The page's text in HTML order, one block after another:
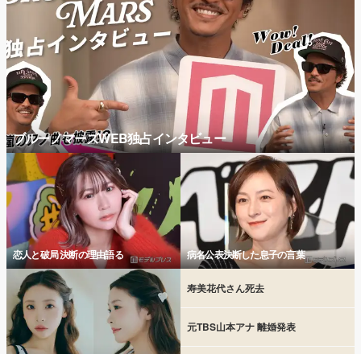
ブルーノマーズWEB独占インタビュー
恋人と破局 決断の理由語る 病名公表決断した息子の言葉
寿美花代さん死去
元TBS山本アナ 離婚発表